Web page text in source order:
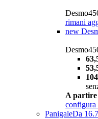
rimani
new
A partire
configura
PanigaleDa